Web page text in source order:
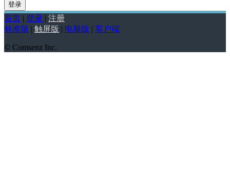
登录
首页 | 登录 | 注册
标准版 | 触屏版 | 电脑版 | 客户端
© Comsenz Inc.